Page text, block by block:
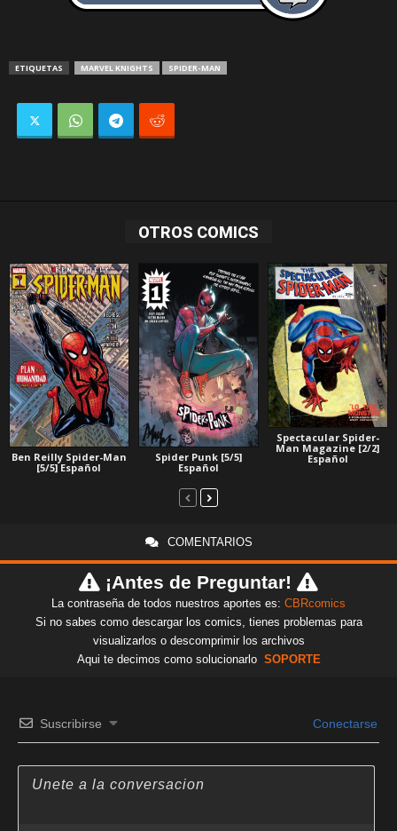
ETIQUETAS MARVEL KNIGHTS SPIDER-MAN
OTROS COMICS
Ben Reilly Spider-Man
[5/5] Español
Spider Punk [5/5]
Español
Spectacular Spider-
Man Magazine [2/2]
Español
COMENTARIOS
¡Antes de Preguntar!
La contraseña de todos nuestros aportes es: CBRcomics
Si no sabes como descargar los comics, tienes problemas para
visualizarlos o descomprimir los archivos
Aqui te decimos como solucionarlo SOPORTE
Suscribirse Conectarse